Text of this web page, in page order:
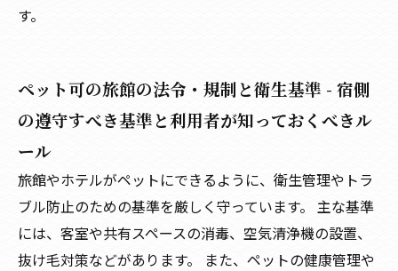
す。
ペット可の旅館の法令・規制と衛生基準 - 宿側
の遵守すべき基準と利用者が知っておくべきル
ール
旅館やホテルがペットにできるように、衛生管理やトラ
ブル防止のための基準を厳しく守っています。 主な基準
には、客室や共有スペースの消毒、空気清浄機の設置、
抜け毛対策などがあります。 また、ペットの健康管理や